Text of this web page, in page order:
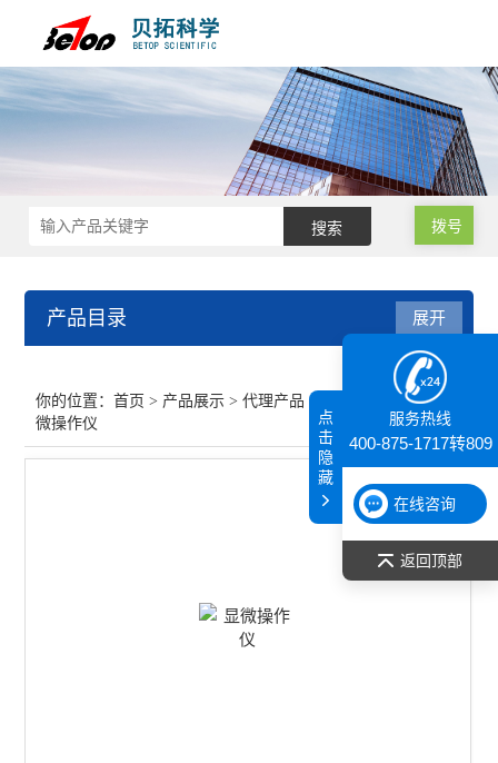
拨号
产品目录
显微操作仪
展开
你的位置：首页 > 产品展示 >代理产品 >
>显
微操作仪
服务热线
400-875-1717转809
在线咨询
返回顶部
点
击
隐
藏